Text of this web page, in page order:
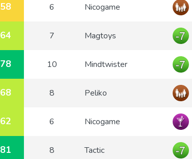
58 6 Nicogame
64 7 Magtoys
78 10 Mindtwister
68 8 Peliko
62 6 Nicogame
81 8 Tactic